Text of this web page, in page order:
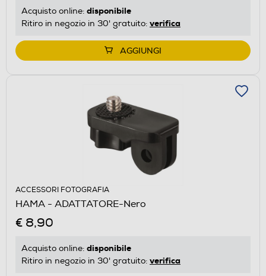
Acquisto online: disponibile
Ritiro in negozio in 30' gratuito: verifica
AGGIUNGI
ACCESSORI FOTOGRAFIA
HAMA - ADATTATORE-Nero
€ 8,90
Acquisto online: disponibile
Ritiro in negozio in 30' gratuito: verifica